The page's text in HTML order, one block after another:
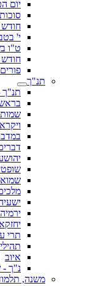
יום
חודש
י'
ט"ו
תנ"ך
תנ"ך
שמות
ויקרא
תרי
איוב
נ"ך -
משנה,